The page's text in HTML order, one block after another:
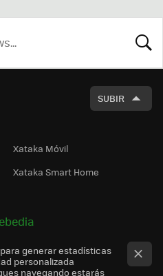
SUBIR
Xataka Móvil
Xataka Smart Home
generar estadísticas
personalizada
navegando estarás